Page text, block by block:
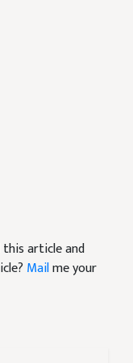
this article and
Mailme your